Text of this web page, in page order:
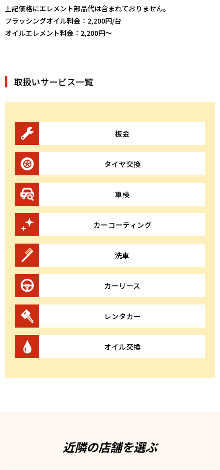
上記価格にエレメント部品代は含まれておりません。
フラッシングオイル料金：2,200円/台
オイルエレメント料金：2,200円～
取扱いサービス一覧
板金
タイヤ交換
車検
カーコーティング
洗車
カーリース
レンタカー
オイル交換
近隣の店舗を選ぶ